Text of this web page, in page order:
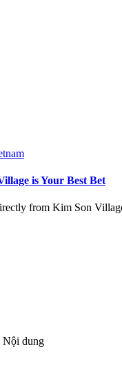
is Your Best Bet
from Kim Son
Nội dung